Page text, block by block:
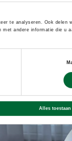
te analyseren. Ook delen
met andere informatie die u
Alles toestaan